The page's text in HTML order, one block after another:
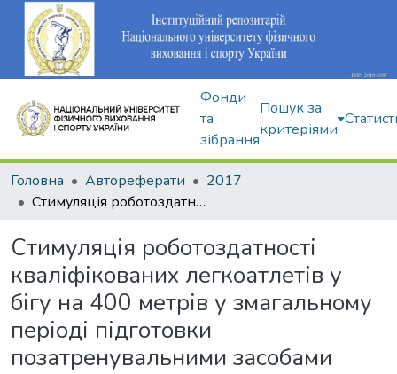
Фонди
та
зібрання
Пошук за
критеріями
Головна Автореферати
2017
Стимуляція роботоздатності кваліфікованих легкоатлетів у бігу на 400 метрів у змагальному періоді підготовки позатренувальними засобами
Стимуляція роботоздатності
кваліфікованих легкоатлетів у
бігу на 400 метрів у змагальному
періоді підготовки
позатренувальними засобами